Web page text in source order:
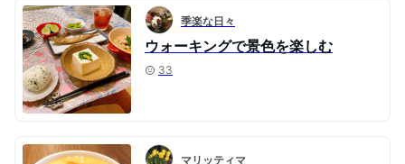
季楽な日々
ウォーキングで景色を楽しむ
33
マリッティマ